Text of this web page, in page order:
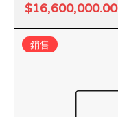
價格
$16,600,000.00
銷售